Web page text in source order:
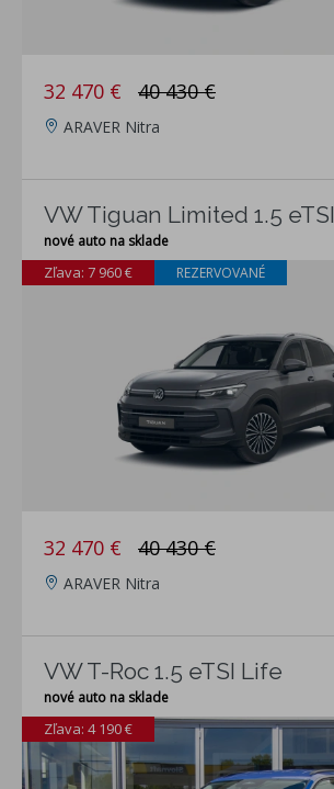
32 470 € 40 430 €
ARAVER Nitra
VW Tiguan Limited 1.5 eTSI
nové auto na sklade
Zľava: 7 960 € REZERVOVANÉ
32 470 € 40 430 €
ARAVER Nitra
VW T-Roc 1.5 eTSI Life
nové auto na sklade
Zľava: 4 190 €